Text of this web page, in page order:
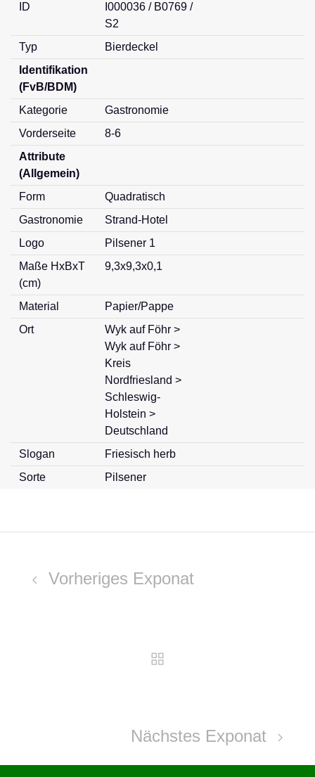
ID
I000036 / B0769 /
S2
Typ
Bierdeckel
Identifikation
(FvB/BDM)
Kategorie
Gastronomie
Vorderseite
8-6
Attribute
(Allgemein)
Form
Quadratisch
Gastronomie
Strand-Hotel
Logo
Pilsener 1
Maße HxBxT
(cm)
9,3x9,3x0,1
Material
Papier/Pappe
Ort
Wyk auf Föhr >
Wyk auf Föhr >
Kreis
Nordfriesland >
Schleswig-
Holstein >
Deutschland
Slogan
Friesisch herb
Sorte
Pilsener
Vorheriges Exponat
Nächstes Exponat